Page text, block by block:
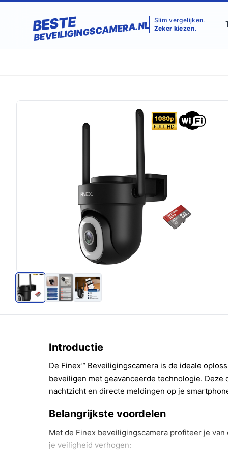
BESTE
BEVEILIGINGSCAMERA.NL Slim vergelijken.
Zeker kiezen.
Introductie
De Finex™ Beveiligingscamera is de ideale
beveiligen met geavanceerde technologie.
nachtzicht en directe meldingen op je
Belangrijkste voordelen
Met de Finex beveiligingscamera profiteer je
je veiligheid verhogen: